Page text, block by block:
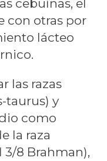
cebuínas, el
con otras por
lácteo
las razas
taurus) y
como
la raza
8 Brahman),